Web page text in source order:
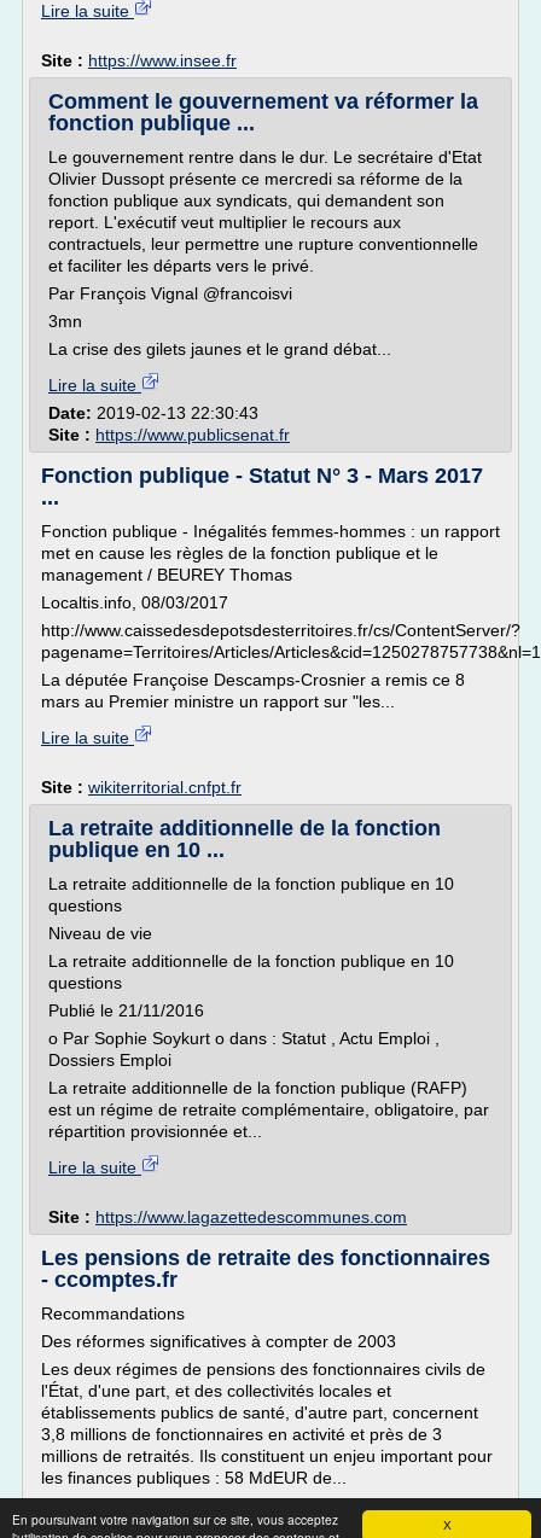
X
En poursuivant votre navigation sur ce site, vous acceptez
Lire la suite
Site : https://www.insee.fr
Comment le gouvernement va réformer la
fonction publique ...
Le gouvernement rentre dans le dur. Le secrétaire d'Etat
Olivier Dussopt présente ce mercredi sa réforme de la
fonction publique aux syndicats, qui demandent son
report. L'exécutif veut multiplier le recours aux
contractuels, leur permettre une rupture conventionnelle
et faciliter les départs vers le privé.
Par François Vignal @francoisvi
3mn
La crise des gilets jaunes et le grand débat...
Lire la suite
Date: 2019-02-13 22:30:43
Site : https://www.publicsenat.fr
Fonction publique - Statut N° 3 - Mars 2017
...
Fonction publique - Inégalités femmes-hommes : un rapport
met en cause les règles de la fonction publique et le
management / BEUREY Thomas
Localtis.info, 08/03/2017
http://www.caissedesdepotsdesterritoires.fr/cs/ContentServer/?
pagename=Territoires/Articles/Articles&cid=1250278757738&nl=1
La députée Françoise Descamps-Crosnier a remis ce 8
mars au Premier ministre un rapport sur "les...
Lire la suite
Site : wikiterritorial.cnfpt.fr
La retraite additionnelle de la fonction
publique en 10 ...
La retraite additionnelle de la fonction publique en 10
questions
Niveau de vie
La retraite additionnelle de la fonction publique en 10
questions
Publié le 21/11/2016
o Par Sophie Soykurt o dans : Statut , Actu Emploi ,
Dossiers Emploi
La retraite additionnelle de la fonction publique (RAFP)
est un régime de retraite complémentaire, obligatoire, par
répartition provisionnée et...
Lire la suite
Site : https://www.lagazettedescommunes.com
Les pensions de retraite des fonctionnaires
- ccomptes.fr
Recommandations
Des réformes significatives à compter de 2003
Les deux régimes de pensions des fonctionnaires civils de
l'État, d'une part, et des collectivités locales et
établissements publics de santé, d'autre part, concernent
3,8 millions de fonctionnaires en activité et près de 3
millions de retraités. Ils constituent un enjeu important pour
les finances publiques : 58 MdEUR de...
Lire la suite